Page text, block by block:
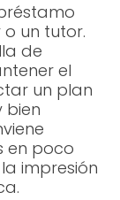
un tutor.
de
el
un plan
bien
en poco
impresión